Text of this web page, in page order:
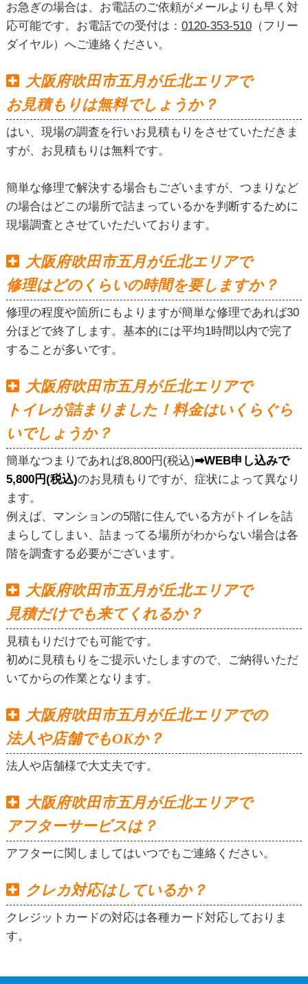
お急ぎの場合は、お電話のご依頼がメールよりも早く対
応可能です。お電話での受付は： 0120-353-510（フリー
ダイヤル）へご連絡ください。
大阪府吹田市五月が丘北エリアで
お見積もりは無料でしょうか？
はい、現場の調査を行いお見積もりをさせていただきま
すが、お見積もりは無料です。
簡単な修理で解決する場合もございますが、つまりなど
の場合はどこの場所で詰まっているかを判断するために
現場調査とさせていただいております。
大阪府吹田市五月が丘北エリアで
修理はどのくらいの時間を要しますか？
修理の程度や箇所にもよりますが簡単な修理であれば30
分ほどで終了します。基本的には平均1時間以内で完了
することが多いです。
大阪府吹田市五月が丘北エリアで
トイレが詰まりました！料金はいくらぐら
いでしょうか？
簡単なつまりであれば8,800円(税込)➡WEB申し込みで
5,800円(税込)のお見積もりですが、症状によって異なり
ます。
例えば、マンションの5階に住んでいる方がトイレを詰
まらしてしまい、詰まってる場所がわからない場合は各
階を調査する必要がございます。
大阪府吹田市五月が丘北エリアで
見積だけでも来てくれるか？
見積もりだけでも可能です。
初めに見積もりをご提示いたしますので、ご納得いただ
いてからの作業となります。
大阪府吹田市五月が丘北エリアでの
法人や店舗でもOKか？
法人や店舗様で大丈夫です。
大阪府吹田市五月が丘北エリアで
アフターサービスは？
アフターに関しましてはいつでもご連絡ください。
クレカ対応はしているか？
クレジットカードの対応は各種カード対応しておりま
す。